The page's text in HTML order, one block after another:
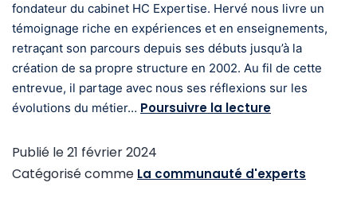
fondateur du cabinet HC Expertise. Hervé nous livre un
témoignage riche en expériences et en enseignements,
retraçant son parcours depuis ses débuts jusqu’à la
création de sa propre structure en 2002. Au fil de cette
entrevue, il partage avec nous ses réflexions sur les
évolutions du métier… Poursuivre la lecture
Publié le21 février 2024
Catégorisé comme La communauté d'experts